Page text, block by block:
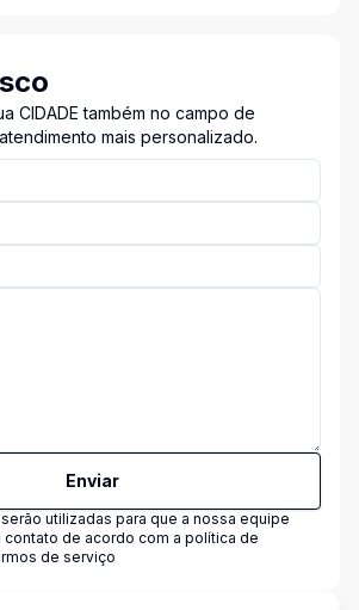
CIDADE também no campo de
mais personalizado.
Enviar
utilizadas para que a nossa equipe
contato de acordo com a política de
de serviço